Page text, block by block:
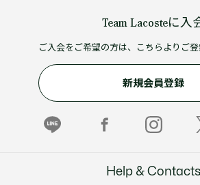
Team Lacosteに入
ご入会をご希望の方は、こちらよりご登
新規会員登録
Help & Contacts